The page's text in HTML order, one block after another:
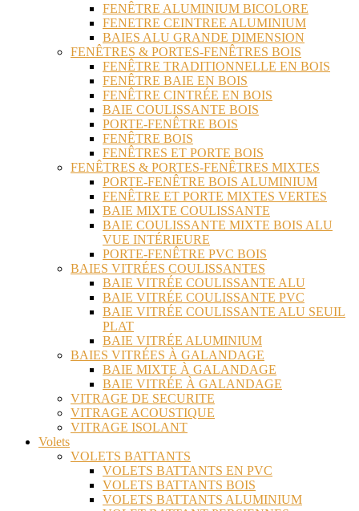
FENÊTRE ALUMINIUM BICOLORE
FENETRE CEINTREE ALUMINIUM
BAIES ALU GRANDE DIMENSION
FENÊTRES & PORTES-FENÊTRES BOIS
FENÊTRE TRADITIONNELLE EN BOIS
FENÊTRE BAIE EN BOIS
FENÊTRE CINTRÉE EN BOIS
BAIE COULISSANTE BOIS
PORTE-FENÊTRE BOIS
FENÊTRE BOIS
FENÊTRES ET PORTE BOIS
FENÊTRES & PORTES-FENÊTRES MIXTES
PORTE-FENÊTRE BOIS ALUMINIUM
FENÊTRE ET PORTE MIXTES VERTES
BAIE MIXTE COULISSANTE
BAIE COULISSANTE MIXTE BOIS ALU
VUE INTÉRIEURE
PORTE-FENÊTRE PVC BOIS
BAIES VITRÉES COULISSANTES
BAIE VITRÉE COULISSANTE ALU
BAIE VITRÉE COULISSANTE PVC
BAIE VITRÉE COULISSANTE ALU SEUIL
PLAT
BAIE VITRÉE ALUMINIUM
BAIES VITRÉES À GALANDAGE
BAIE MIXTE À GALANDAGE
BAIE VITRÉE À GALANDAGE
VITRAGE DE SECURITE
VITRAGE ACOUSTIQUE
VITRAGE ISOLANT
Volets
VOLETS BATTANTS
VOLETS BATTANTS EN PVC
VOLETS BATTANTS BOIS
VOLETS BATTANTS ALUMINIUM